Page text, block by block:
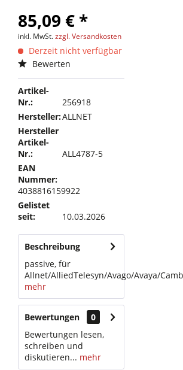
85,09 € *
inkl. MwSt.zzgl. Versandkosten
Derzeit nicht verfügbar
Bewerten
Artikel-
Nr.:
256918
Hersteller:ALLNET
Hersteller
Artikel-
Nr.:
ALL4787-5
EAN
Nummer:
4038816159922
Gelistet
seit:
10.03.2026
Beschreibung
passive, für
Allnet/AlliedTelesyn/Avago/Avaya/
mehr
Bewertungen
0
Bewertungen lesen,
schreiben und
diskutieren... mehr